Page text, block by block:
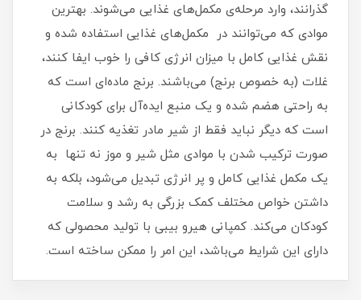
گذرانند، وارد مرحله‌ی مکمل‌های غذایی می‌شوند. بهترین
موادی که می‌توانند در مکمل‌های غذایی استفاده شده و
نقش غذایی کامل با میزان انرژی کافی را خوب ایفا کنند،
غلات (به خصوص برنج) می‌باشند. برنج ماده‌ای است که
به راحتی هضم شده و یک منبع ایده‌آل برای کودکانی
است که دیگر نباید فقط از شیر مادر تغذیه کنند. برنج در
صورت ترکیب شدن با موادی مثل شیر و موز نه تنها به
یک مکمل غذایی کامل و پر انرژی تبدیل می‌شود، بلکه به
داشتن خواص مختلف کمک بزرگی به رشد و سلامت
کودکان می‌کند. کمپانی هیرو بیبی با تولید محصولی که
دارای این شرایط می‌باشد، این امر را ممکن ساخته است.